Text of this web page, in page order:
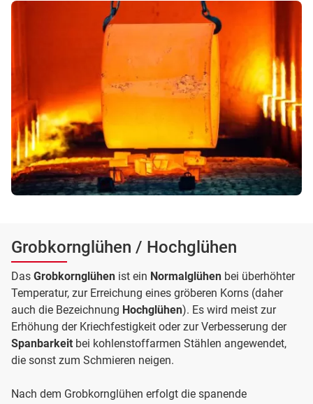
Grobkornglühen / Hochglühen
Das Grobkornglühen ist ein Normalglühen bei überhöhter
Temperatur, zur Erreichung eines gröberen Korns (daher
auch die Bezeichnung Hochglühen). Es wird meist zur
Erhöhung der Kriechfestigkeit oder zur Verbesserung der
Spanbarkeit bei kohlenstoffarmen Stählen angewendet,
die sonst zum Schmieren neigen.
Nach dem Grobkornglühen erfolgt die spanende